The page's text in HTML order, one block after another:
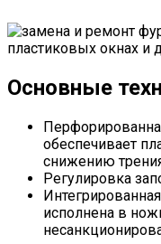
Основные
обеспечивает
снижению
Регулировка
исполнена в